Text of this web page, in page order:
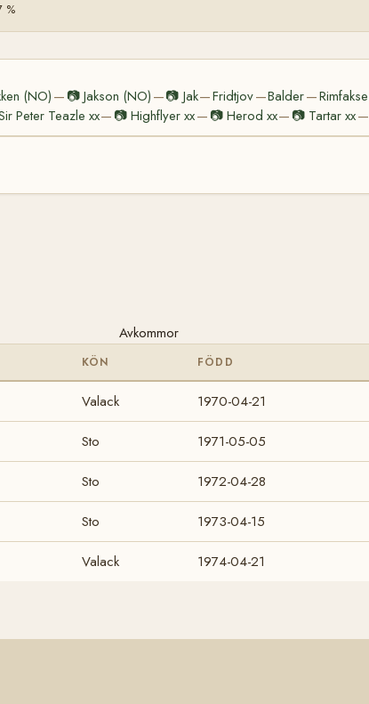
%
(NO)— 📷Jakson (NO) —📷 Jak—Fridtjov—Balder—Rimfakse
Peter Teazle xx— 📷Highflyer xx— 📷 Herod xx— 📷 Tartar xx—
Avkommor
KÖN FÖDD
Valack 1970-04-21
Sto 1971-05-05
Sto 1972-04-28
Sto 1973-04-15
Valack 1974-04-21